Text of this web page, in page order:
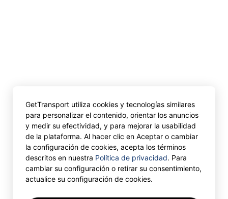
GetTransport utiliza cookies y tecnologías similares
para personalizar el contenido, orientar los anuncios
y medir su efectividad, y para mejorar la usabilidad
de la plataforma. Al hacer clic en Aceptar o cambiar
la configuración de cookies, acepta los términos
descritos en nuestra Política de privacidad. Para
cambiar su configuración o retirar su consentimiento,
actualice su configuración de cookies.